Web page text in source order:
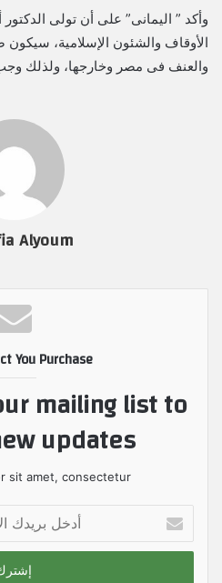
وأكد ” اليمانى” على أن تولى
الأوقاف والشئون الإسلامية،
والعنف فى مصر وخارجها، ولذلك
Alyoum
You Purchase
mailing list to
updates!
sit amet, consectetur.
خ